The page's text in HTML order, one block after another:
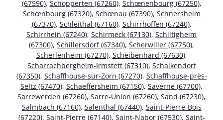
(67590), Schopperten (67260), Schœnenbourg (67250),
Schœnbourg (67320), Schœnau (67390), Schnersheim
(67370), Schleithal (67160), Schirrhoffen (67240),
Schirrhein (67240), Schirmeck (67130), Schiltigheim
(67300), Schillersdorf (67340), Scherwiller (67750),
Scherlenheim (67270), Scheibenhard (67630),
Scharrachbergheim-Irmstett (67310), Schalkendorf
(67350), Schaffhouse-sur-Zorn (67270), Schaffhouse-près-
Seltz (67470), Schaeffersheim (67150), Saverne (67700),
Sarrewerden (67260), Sarre-Union (67260), Sand (67230),
Salmbach (67160), Salenthal (67440), Saint-Pierre-Bois
(67220), Saint-Pierre (67140), Saint-Nabor (67530), Saint-